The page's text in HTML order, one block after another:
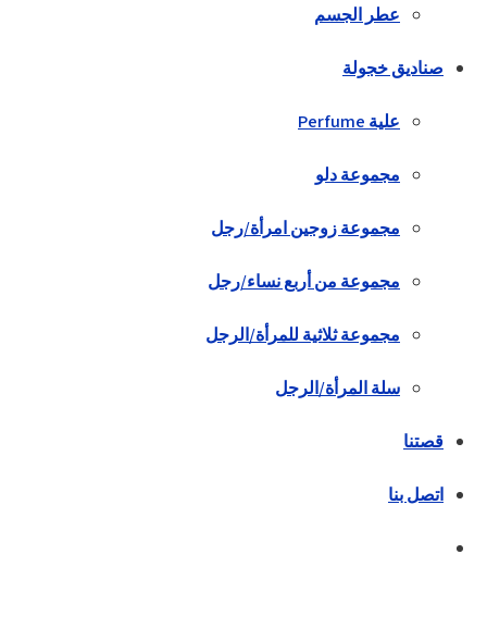
عطر الجسم
صناديق خجولة
علية Perfume
مجموعة دلو
مجموعة زوجين امرأة/رجل
مجموعة من أربع نساء/رجل
مجموعة ثلاثية للمرأة/الرجل
سلة المرأة/الرجل
قصتنا
اتصل بنا